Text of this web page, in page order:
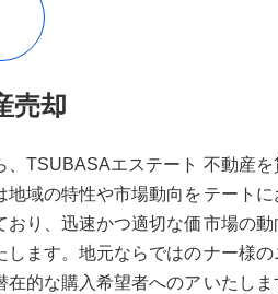
売却
、TSUBASAエステート
地域の特性や市場動向を
おり、迅速かつ適切な価
します。地元ならではの
在的な購入希望者へのア
不動産
テート
市場の動
ナー様の
いたし